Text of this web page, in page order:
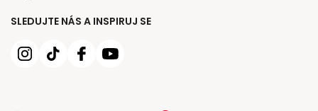
SLEDUJTE NÁS A INSPIRUJ SE